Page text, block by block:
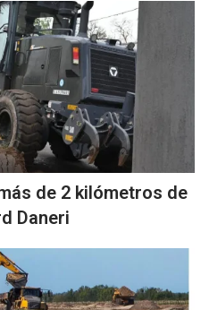
de 2 kilómetros de
Daneri